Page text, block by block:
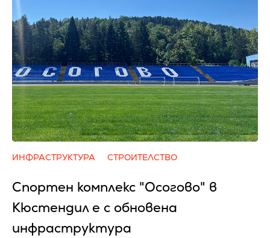
ИНФРАСТРУКТУРА СТРОИТЕЛСТВО
Спортен комплекс "Осогово" в
Кюстендил е с обновена
инфраструктура